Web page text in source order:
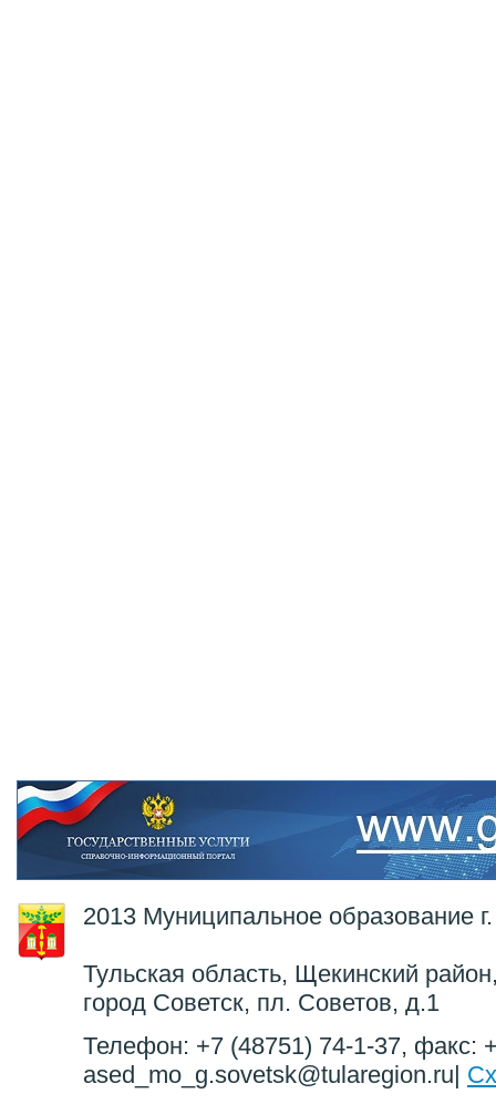
2013 Муниципальное образование
Тульская область, Щекинский
город Советск, пл. Советов, д.1
Телефон: +7 (48751) 74-1-37, факс:
ased_mo_g.sovetsk@tularegion.ru|